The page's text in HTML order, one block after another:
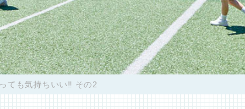
ても気持ちいい‼︎ その2